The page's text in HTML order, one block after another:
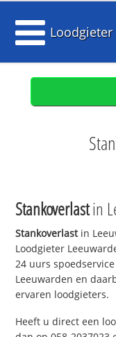
Stankoverlastin
Stankoverlastin
Loodgieter
24 uurs
Leeuwarden en
ervaren loodgieters.
Heeft u direct een